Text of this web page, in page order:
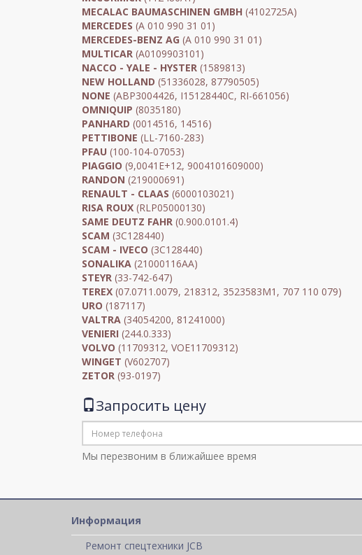
MECALAC BAUMASCHINEN GMBH (4102725A)
MERCEDES (A 010 990 31 01)
MERCEDES-BENZ AG (A 010 990 31 01)
MULTICAR (A0109903101)
NACCO - YALE - HYSTER (1589813)
NEW HOLLAND (51336028, 87790505)
NONE (ABP3004426, I15128440C, RI-661056)
OMNIQUIP (8035180)
PANHARD (0014516, 14516)
PETTIBONE (LL-7160-283)
PFAU (100-104-07053)
PIAGGIO (9,0041E+12, 9004101609000)
RANDON (219000691)
RENAULT - CLAAS (6000103021)
RISA ROUX (RLP05000130)
SAME DEUTZ FAHR (0.900.0101.4)
SCAM (3C128440)
SCAM - IVECO (3C128440)
SONALIKA (21000116AA)
STEYR (33-742-647)
TEREX (07.0711.0079, 218312, 3523583M1, 707 110 079)
URO (187117)
VALTRA (34054200, 81241000)
VENIERI (244.0.333)
VOLVO (11709312, VOE11709312)
WINGET (V602707)
ZETOR (93-0197)
Запросить цену
Мы перезвоним в ближайшее время
Информация
Ремонт спецтехники JCB